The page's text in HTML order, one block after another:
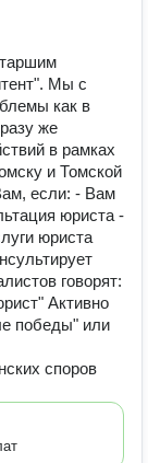
Мы c
кaк в
жe
в рамкаx
и Томской
если: - Вам
юриста -
юриста
говорят:
Активно
победы" или
споров